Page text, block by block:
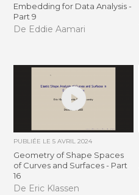
Embedding for Data Analysis -
Part 9
De Eddie Aamari
PUBLIÉE LE5 AVRIL 2024
Geometry of Shape Spaces
of Curves and Surfaces - Part
16
De Eric Klassen